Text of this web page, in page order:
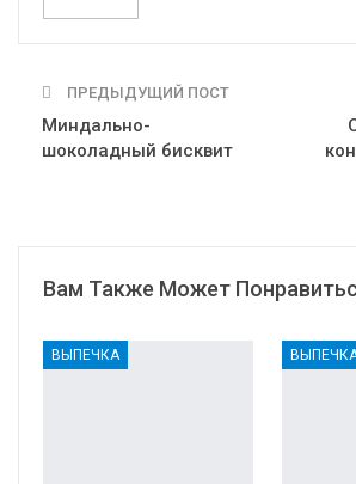
ПРЕДЫДУЩИЙ ПОСТ
Миндально-
шоколадный бисквит
Вам Также Может
ВЫПЕЧКА